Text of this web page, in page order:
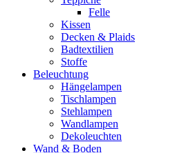
Felle
Kissen
Decken & Plaids
Badtextilien
Stoffe
Beleuchtung
Hängelampen
Tischlampen
Stehlampen
Wandlampen
Dekoleuchten
Wand & Boden